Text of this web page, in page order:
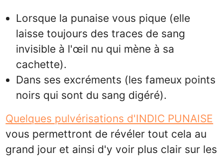
Lorsque la punaise vous pique (elle
laisse toujours des traces de sang
invisible à l'œil nu qui mène à sa
cachette).
Dans ses excréments (les fameux points
noirs qui sont du sang digéré).
Quelques pulvérisations d'INDIC PUNAISE
vous permettront de révéler tout cela au
grand jour et ainsi d'y voir plus clair sur les